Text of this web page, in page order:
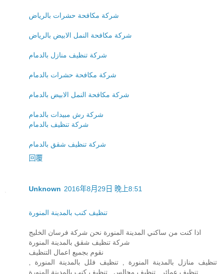
شركة مكافحة حشرات بالرياض
شركة مكافحة النمل الابيض بالرياض
شركة تنظيف منازل بالدمام
شركة مكافحة حشرات بالدمام
شركة مكافحة النمل الابيض بالدمام
شركة رش مبيدات بالدمام
شركة تنظيف بالدمام
شركة تنظيف شقق بالدمام
回覆
Unknown 2016年8月29日 晚上8:51
تنظيف كنب بالمدينة المنورة
اذا كنت من ساكني المدينة المنورة نحن شركة فرسان الخليج
شركة تنظيف شقق بالمدينة المنورة
نقوم بجميع اعمال التنظيف
تنظيف منازل بالمدينة المنورة , تنظيف فلل بالمدينة المنورة ,
تنظيف عمائر , تنظيف مجالس , تنظيف كنب بالمدينة المنورة